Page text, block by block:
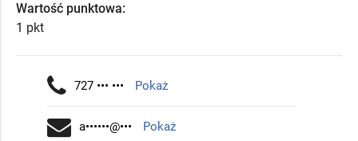
Wartość punktowa:
1 pkt
727 ••• ••• Pokaż
a••••••@••• Pokaż